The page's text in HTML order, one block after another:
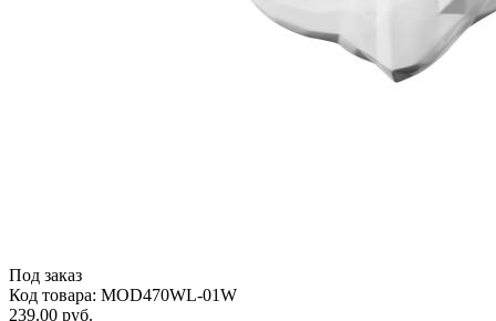
Под заказ
Код товара: MOD470WL-01W
239.00 руб.